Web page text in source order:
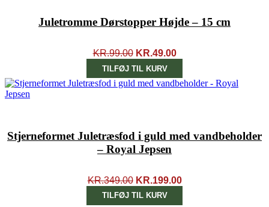
Juletromme Dørstopper Højde – 15 cm
KR.99.00 DEN
OPRINDELIGE
PRIS
VAR:
KR.49.00DEN
ER:
TILFØJ TIL KURV
Stjerneformet Juletræsfod i guld med vandbeholder
– Royal Jepsen
KR.349.00 DEN
OPRINDELIGE
PRIS
KR.199.00DEN
TILFØJ TIL KURV